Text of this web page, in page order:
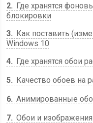
2
Где хранятся
блокировки
3
Как поставить
Windows 10
4
Где хранятся обои
5
Качество обоев на
6 Анимированные
7 Обои и